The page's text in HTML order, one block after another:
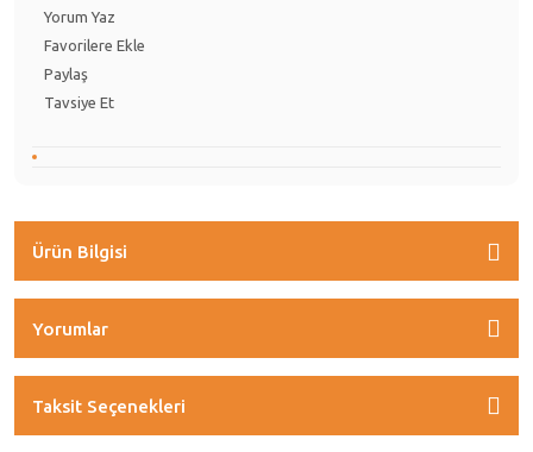
Yorum Yaz
Paylaş
Tavsiye Et
Ürün Bilgisi
Yorumlar
Taksit Seçenekleri